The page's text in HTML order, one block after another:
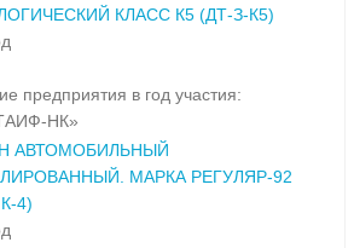
КЛАСС К5 (ДТ-З-К5)
предприятия в год участия:
НК»
АВТОМОБИЛЬНЫЙ
МАРКА РЕГУЛЯР-92
4)